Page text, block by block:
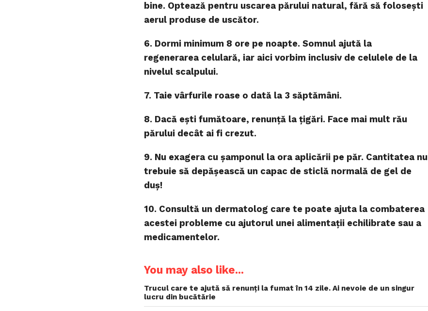
bine. Optează pentru uscarea părului natural, fără să folosești
aerul produse de uscător.
6. Dormi minimum 8 ore pe noapte. Somnul ajută la
regenerarea celulară, iar aici vorbim inclusiv de celulele de la
nivelul scalpului.
7. Taie vârfurile roase o dată la 3 săptămâni.
8. Dacă ești fumătoare, renunță la țigări. Face mai mult rău
părului decât ai fi crezut.
9. Nu exagera cu șamponul la ora aplicării pe păr. Cantitatea nu
trebuie să depășească un capac de sticlă normală de gel de
duș!
10. Consultă un dermatolog care te poate ajuta la combaterea
acestei probleme cu ajutorul unei alimentații echilibrate sau a
medicamentelor.
You may also like...
Trucul care te ajută să renunți la fumat în 14 zile. Ai nevoie de un singur
lucru din bucătărie